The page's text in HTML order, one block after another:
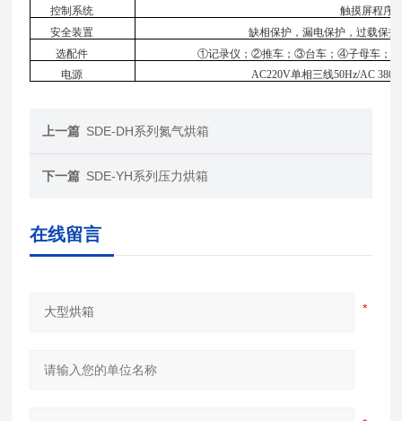
控制系统
触摸屏程序
安全装置
缺相保护，漏电保护，过载保
选配件
①记录仪；②推车；③台车；④子母车；⑤
电源
AC220V单相三线50Hz/AC
上一篇 SDE-DH系列氮气烘箱
下一篇 SDE-YH系列压力烘箱
在线留言